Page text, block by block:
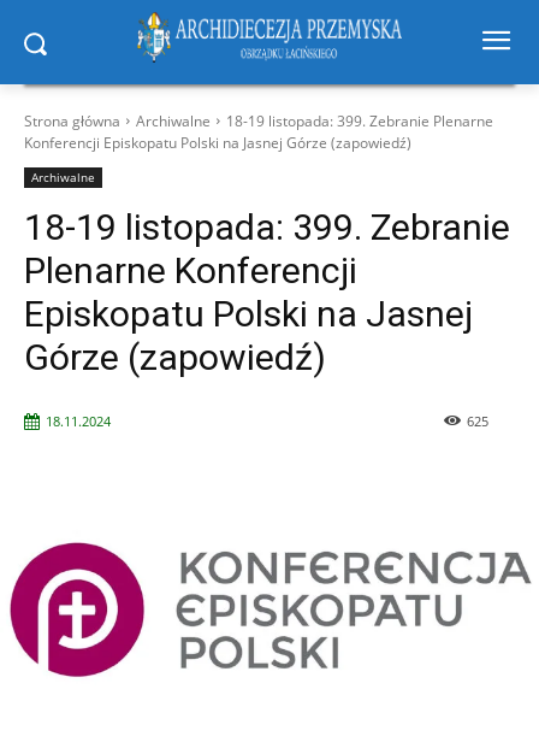
Strona główna Archiwalne
18-19 listopada: 399. Zebranie Plenarne
Konferencji Episkopatu Polski na Jasnej Górze (zapowiedź)
Archiwalne
18-19 listopada: 399. Zebranie
Plenarne Konferencji
Episkopatu Polski na Jasnej
Górze (zapowiedź)
18.11.2024 625